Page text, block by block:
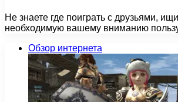
Не знаете где поиграть с друзьями,
необходимую вашему вниманию
Обзор интернета